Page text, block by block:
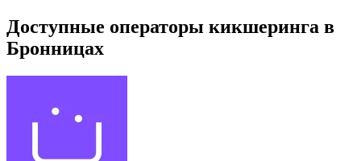
Доступные операторы кикшеринга в
Бронницах